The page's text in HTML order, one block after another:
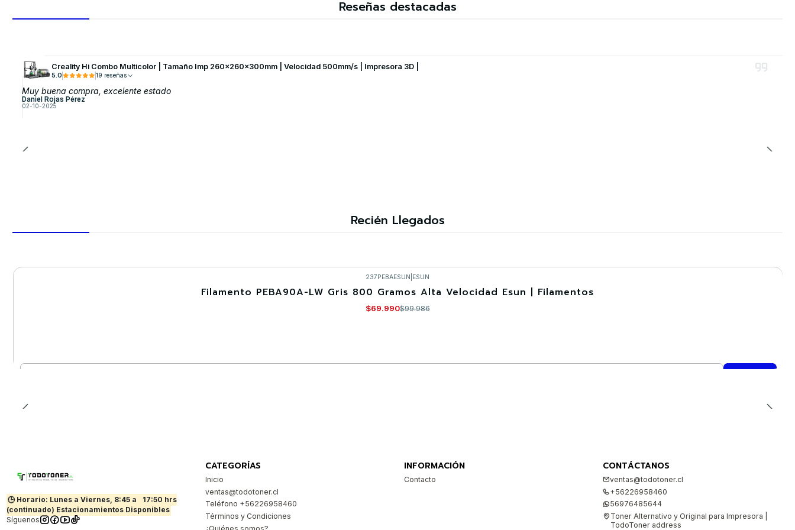
Reseñas destacadas
Creality Hi Combo Multicolor | Tamaño Imp 260x260x300mm | Velocidad 500mm/s | Impresora 3D |
5.0 19 reseñas
Muy buena compra, excelente estado
Daniel Rojas Pérez
02-10-2025
Recién Llegados
237PEBAESUN ESUN
Filamento PEBA90A-LW Gris 800 Gramos Alta Velocidad Esun | Filamentos
$69.990$99.986
🕒 Horario: Lunes a Viernes, 8:45 a
17:50 hrs
(continuado) Estacionamientos Disponibles
Síguenos
CATEGORÍAS
Inicio
ventas@todotoner.cl
Teléfono +56226958460
Términos y Condiciones
INFORMACIÓN
Contacto
CONTÁCTANOS
ventas@todotoner.cl
+56226958460
56976485644
Toner Alternativo y Original para Impresora |
TodoToner address